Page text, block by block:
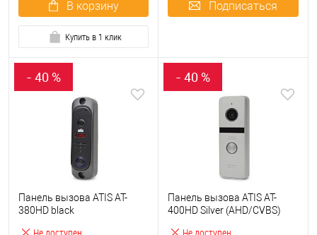
В корзину
Купить в 1 клик
Подписаться
- 40 %
Панель вызова ATIS AT-
380HD black
- 40 %
Панель вызова ATIS AT-
400HD Silver (AHD/CVBS)